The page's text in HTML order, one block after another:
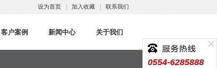
设为首页 加入收藏 联系我们
客户案例 新闻中心 关于我们
0554-6285888